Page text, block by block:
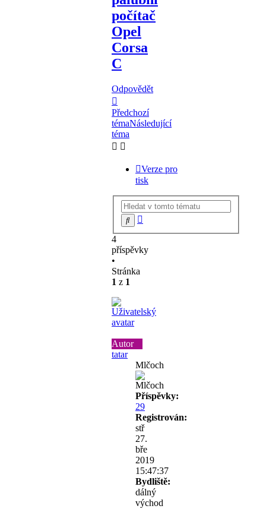
počítač
Opel
Corsa
C
Odpovědět
Předchozí
témaNásledující
téma
Verze pro
tisk
Hledat
4
příspěvky
•
Stránka
1 z 1
Autor
tatar
Mlčoch
Příspěvky:
29
Registrován:
stř
27.
bře
2019
15:47:37
Bydliště:
dálný
východ